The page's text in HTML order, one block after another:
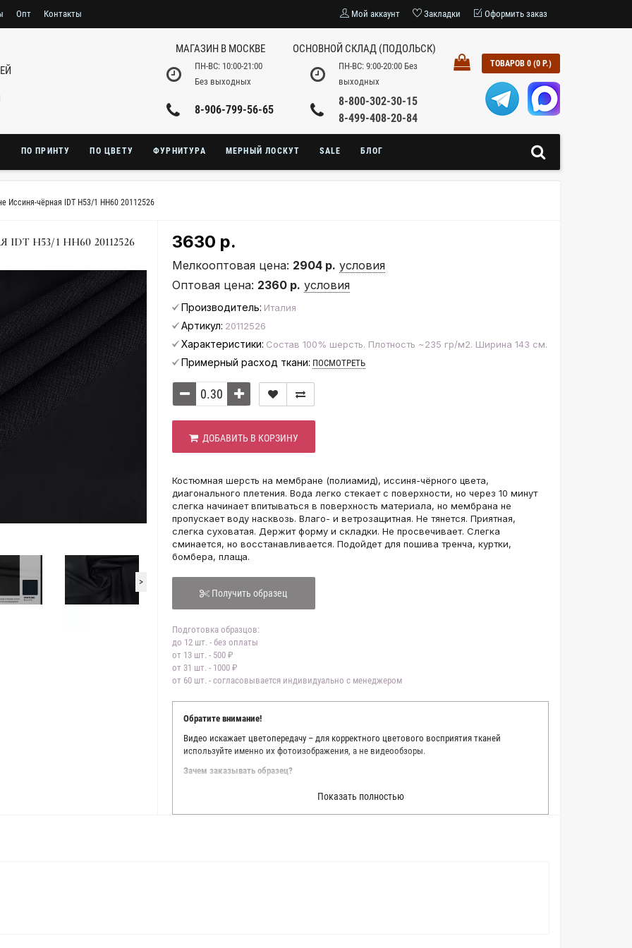
Опт Контакты Мой аккаунт Закладки Оформить заказ
МАГАЗИН В МОСКВЕ
ПН-ВС: 10:00-21:00
Без выходных
8-906-799-56-65
ОСНОВНОЙ СКЛАД (ПОДОЛЬСК)
ПН-ВС: 9:00-20:00 Без
выходных
8-800-302-30-15
8-499-408-20-84
ТОВАРОВ 0 (0 Р.)
ПО ПРИНТУ ПО ЦВЕТУ ФУРНИТУРА МЕРНЫЙ ЛОСКУТ SALE БЛОГ
Иссиня-чёрная IDT H53/1 HH60 20112526
H53/1 HH60 20112526
>
3630 р.
Мелкооптовая цена: 2904 р. условия
Оптовая цена: 2360 р. условия
Производитель: Италия
Артикул: 20112526
Характеристики: Состав 100% шерсть. Плотность ~235 гр/м2. Ширина 143 см.
Примерный расход ткани: ПОСМОТРЕТЬ
ДОБАВИТЬ В КОРЗИНУ
Костюмная шерсть на мембране (полиамид), иссиня-чёрного цвета,
диагонального плетения. Вода легко стекает с поверхности, но через 10 минут
слегка начинает впитываться в поверхность материала, но мембрана не
пропускает воду насквозь. Влаго- и ветрозащитная. Не тянется. Приятная,
слегка суховатая. Держит форму и складки. Не просвечивает. Слегка
сминается, но восстанавливается. Подойдет для пошива тренча, куртки,
бомбера, плаща.
Получить образец
Подготовка образцов:
до 12 шт. - без оплаты
от 13 шт. - 500 ₽
от 31 шт. - 1000 ₽
от 60 шт. - согласовывается индивидуально с менеджером
Обратите внимание!
Видео искажает цветопередачу – для корректного цветового восприятия тканей
используйте именно их фотоизображения, а не видеообзоры.
Зачем заказывать образец?
Мы делаем все возможное, чтобы точно описать цвет каждой ткани из нашего каталога.
Мы осматриваем и фотографируем каждую ткань в естественном свете, стараемся
находить только правильные цветовые условия и описания. Но несмотря на наши
Показать полностью